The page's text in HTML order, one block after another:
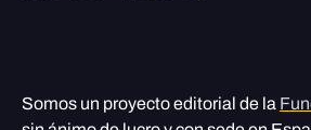
Somos un proyecto editorial de la